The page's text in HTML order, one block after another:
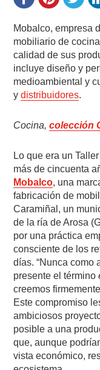
Mobalco, empresa
mobiliario de
calidad de sus
incluye diseño y
medioambiental y
ydistribuidores.
Cocina,colección
Lo que era un
más de cincuenta
Mobalco, una
fabricación de
Caramiñal, un
de la ría de Arosa
por una práctica
consciente de los
días. “Nunca como
presente el término
creemos
Este compromiso
ambiciosos
posible a una
que, aunque
vista económico,